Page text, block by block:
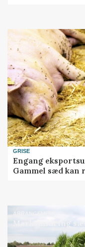
GRISE
Engang
Gammel sæd kan
ARRANGEMENT
Markvandring